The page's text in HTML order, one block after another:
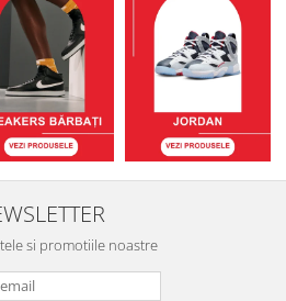
si promotiile noastre